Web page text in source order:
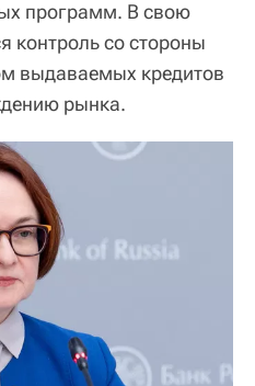
программ. В свою
контроль со стороны
выдаваемых кредитов
рынка.